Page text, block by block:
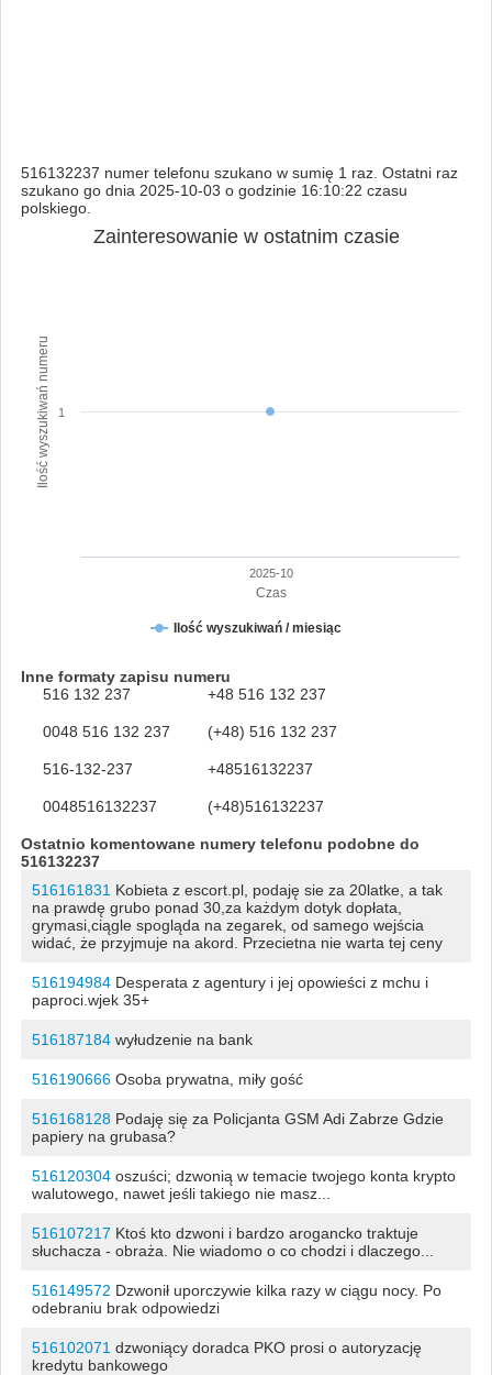
516132237 numer telefonu szukano w sumię 1 raz. Ostatni raz
szukano go dnia 2025-10-03 o godzinie 16:10:22 czasu
polskiego.
Czas
Ilość wyszukiwań numeru
Zainteresowanie w ostatnim czasie
Ilość wyszukiwań / miesiąc
2025-10
1
Inne formaty zapisu numeru
516 132 237
+48 516 132 237
0048 516 132 237 (+48) 516 132 237
516-132-237 +48516132237
0048516132237 (+48)516132237
Ostatnio komentowane numery telefonu podobne do
516132237
516161831 Kobieta z escort.pl, podaję sie za 20latke, a tak
na prawdę grubo ponad 30,za każdym dotyk dopłata,
grymasi,ciągle spogląda na zegarek, od samego wejścia
widać, że przyjmuje na akord. Przecietna nie warta tej ceny
516194984Desperata z agentury i jej opowieści z mchu i
paproci.wjek 35+
516187184wyłudzenie na bank
516190666Osoba prywatna, miły gość
516168128Podaję się za Policjanta GSM Adi Zabrze Gdzie
papiery na grubasa?
516120304oszuści; dzwonią w temacie twojego konta krypto
walutowego, nawet jeśli takiego nie masz...
516107217 Ktoś kto dzwoni i bardzo arogancko traktuje
słuchacza - obraża. Nie wiadomo o co chodzi i dlaczego...
516149572 Dzwonił uporczywie kilka razy w ciągu nocy. Po
odebraniu brak odpowiedzi
516102071 dzwoniący doradca PKO prosi o autoryzację
kredytu bankowego